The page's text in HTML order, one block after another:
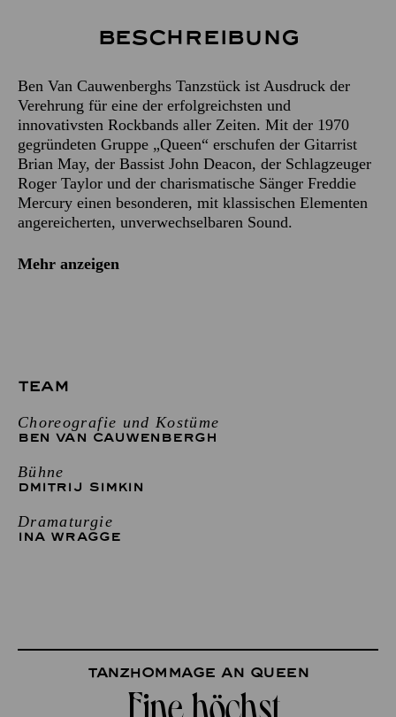
Beschreibung
Ben Van Cauwenberghs Tanzstück ist Ausdruck der
Verehrung für eine der erfolgreichsten und
innovativsten Rockbands aller Zeiten. Mit der 1970
gegründeten Gruppe „Queen“ erschufen der Gitarrist
Brian May, der Bassist John Deacon, der Schlagzeuger
Roger Taylor und der charismatische Sänger Freddie
Mercury einen besonderen, mit klassischen Elementen
angereicherten, unverwechselbaren Sound.
Mehr anzeigen
TEAM
Choreografie und Kostüme
BEN VAN CAUWENBERGH
Bühne
DMITRIJ SIMKIN
Dramaturgie
INA WRAGGE
Tanzhommage an Queen
„Eine höchst